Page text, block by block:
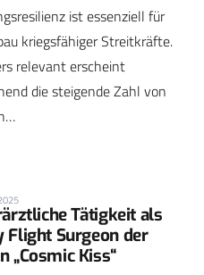
ist essenziell für
kriegsfähiger Streitkräfte.
relevant erscheint
die steigende Zahl von
Tätigkeit als
Flight Surgeon der
„Cosmic Kiss“